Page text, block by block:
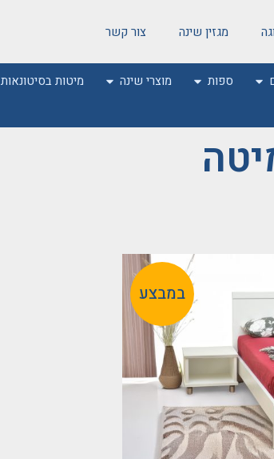
מגזין שינה צור קשר
ספות מוצרי שינה מיטות בסיטונאות
במבצע